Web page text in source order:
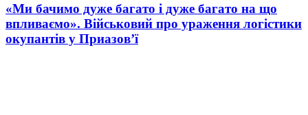
«Ми бачимо дуже багато і дуже багато на що
впливаємо». Військовий про ураження логістики
окупантів у Приазов’ї